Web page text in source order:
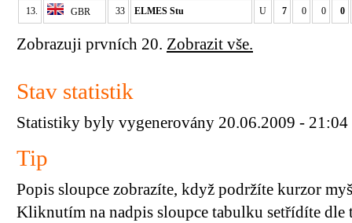
13. GBR 33 ELMES Stu U 7 0 0 0
Zobrazuji prvních 20. Zobrazit vše.
Stav statistik
Statistiky byly vygenerovány 20.06.2009 - 21:04
Tip
Popis sloupce zobrazíte, když podržíte kurzor
Kliknutím na nadpis sloupce tabulku setřídíte dle